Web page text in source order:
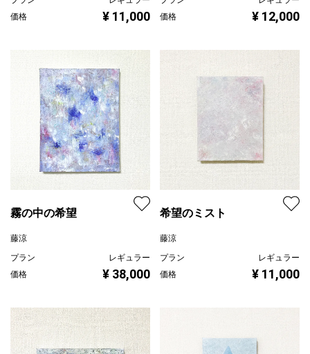
価格
¥ 11,000
価格
¥ 12,000
霧の中の希望
藤涼
プラン
レギュラー
価格
¥ 38,000
希望のミスト
藤涼
プラン
レギュラー
価格
¥ 11,000